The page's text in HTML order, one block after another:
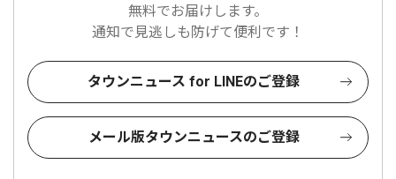
無料でお届けします。
通知で見逃しも防げて便利です！
タウンニュース for LINEのご登録
メール版タウンニュースのご登録